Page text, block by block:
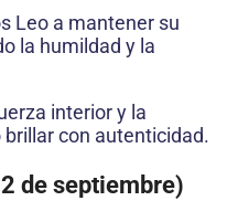
Leo a mantener su
la humildad y la
interior y la
con autenticidad.
de septiembre)